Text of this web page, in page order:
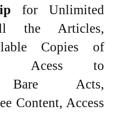
for Unlimited
the Articles,
Copies of
Acess to
Bare Acts,
Content, Access